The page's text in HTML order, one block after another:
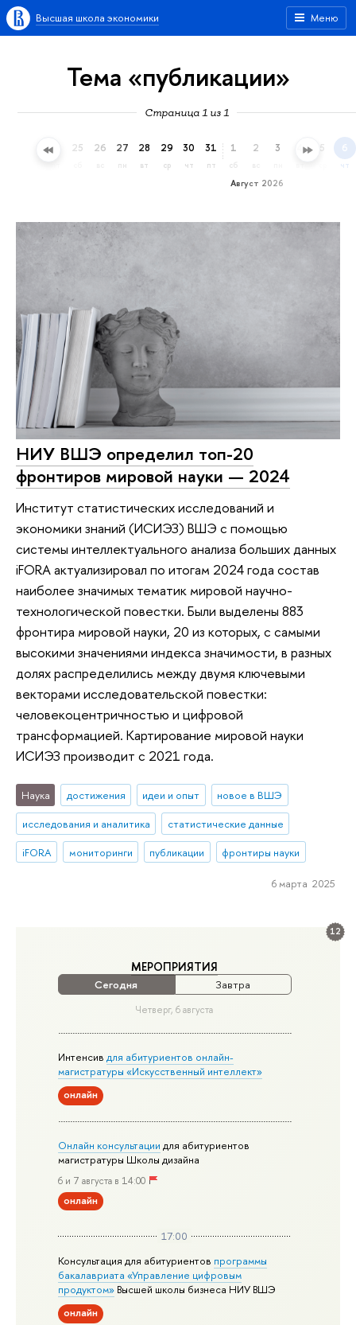
Меню
Высшая школа экономики
Тема «публикации»
Страница 1 из 1
24 25 26 27
пн
28
вт
29
ср
30
чт
31
пт
Август 2026
1
сб
2 3 4 5 6
чт
12
МЕРОПРИЯТИЯ
Сегодня Завтра
Четверг, 6 августа
Интенсивдля абитуриентов онлайн-
магистратуры «Искусственный интеллект»
онлайн
Онлайн консультации для абитуриентов
магистратуры Школы дизайна
6 и 7 августа в 14:00
онлайн
17:00
Консультация для абитуриентов программы
бакалавриата «Управление цифровым
продуктом» Высшей школы бизнеса НИУ ВШЭ
онлайн
НИУ ВШЭ определил топ-20
фронтиров мировой науки — 2024
Институт статистических исследований и
экономики знаний (ИСИЭЗ) ВШЭ с помощью
системы интеллектуального анализа больших данных
iFORA актуализировал по итогам 2024 года состав
наиболее значимых тематик мировой научно-
технологической повестки. Были выделены 883
фронтира мировой науки, 20 из которых, с самыми
высокими значениями индекса значимости, в разных
долях распределились между двумя ключевыми
векторами исследовательской повестки:
человекоцентричностью и цифровой
трансформацией. Картирование мировой науки
ИСИЭЗ производит с 2021 года.
Наука достижения идеи и опыт
новое в ВШЭ
исследования и аналитика
статистические данные
iFORA
мониторинги публикации фронтиры науки
6 марта 2025